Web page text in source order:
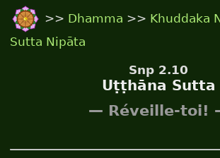
>> Dhamma >> Khuddaka
Sutta Nipāta
Snp 2.10
Uṭṭhāna Sutta
— Réveille-toi!